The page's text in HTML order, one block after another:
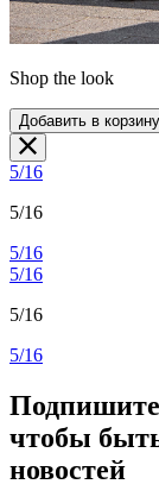
Shop the look
Добавить в корзину
5/16
5/16
5/16
5/16
5/16
5/16
чтобы
новостей